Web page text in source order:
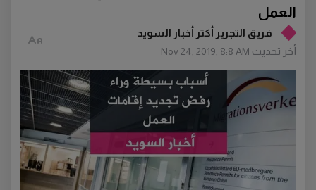
فريق التجرير أكتر أخبار السويد
أخر تحديث Nov 24, 2019, 8:8 AM
العمل